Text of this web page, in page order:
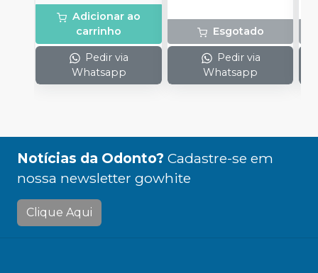
Adicionar ao
carrinho
Pedir via
Whatsapp
Esgotado
Pedir via
Whatsapp
Notícias da Odonto? Cadastre-se em
nossa newsletter gowhite
Clique Aqui